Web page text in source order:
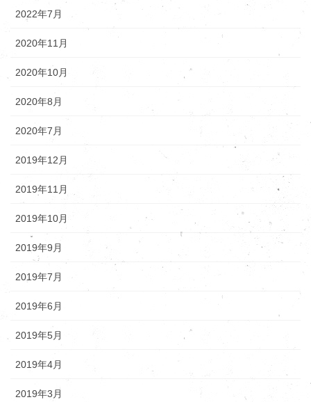
2022年7月
2020年11月
2020年10月
2020年8月
2020年7月
2019年12月
2019年11月
2019年10月
2019年9月
2019年7月
2019年6月
2019年5月
2019年4月
2019年3月